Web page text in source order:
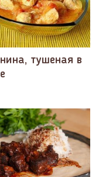
тушеная в